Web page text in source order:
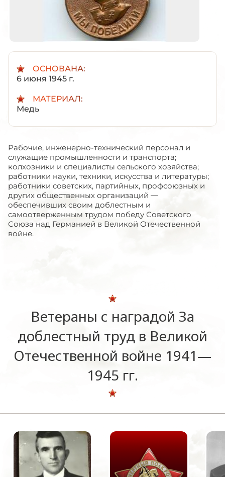
ОСНОВАНА:
6 июня 1945 г.
МАТЕРИАЛ:
Медь
Рабочие, инженерно-технический персонал и
служащие промышленности и транспорта;
колхозники и специалисты сельского хозяйства;
работники науки, техники, искусства и литературы;
работники советских, партийных, профсоюзных и
других общественных организаций —
обеспечивших своим доблестным и
самоотверженным трудом победу Советского
Союза над Германией в Великой Отечественной
войне.
Ветераны с наградой За
доблестный труд в Великой
Отечественной войне 1941—
1945 гг.